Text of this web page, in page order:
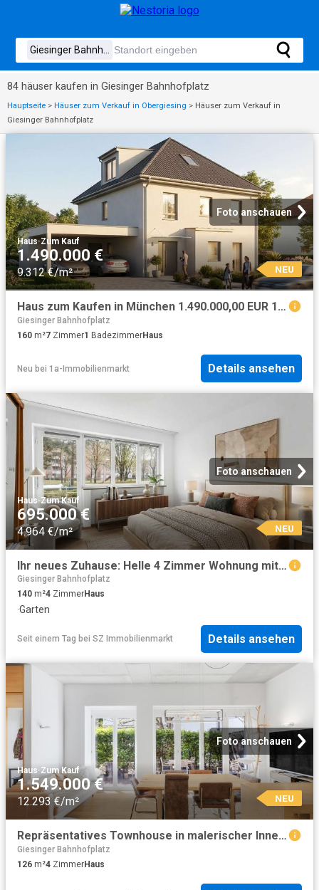
84 häuser kaufen in Giesinger Bahnhofplatz
Hauptseite > Häuser zum Verkauf in Obergiesing > Häuser zum Verkauf in
Giesinger Bahnhofplatz
Foto anschauen
Haus·Zum Kauf
1.490.000 €
9.312 €/m² NEU
Haus zum Kaufen in München 1.490.000,00 EUR 160.5 m²
Giesinger Bahnhofplatz
160 m²7 Zimmer1 BadezimmerHaus
Neu bei 1a-Immobilienmarkt Details ansehen
Foto anschauen
Haus·Zum Kauf
695.000 €
4.964 €/m² NEU
Ihr neues Zuhause: Helle 4 Zimmer Wohnung mit Garten
Giesinger Bahnhofplatz
140 m²4 ZimmerHaus
·Garten
Seit einem Tag bei SZ Immobilienmarkt Details ansehen
Foto anschauen
Haus·Zum Kauf
1.549.000 €
12.293 €/m² NEU
Repräsentatives Townhouse in malerischer Innenhoflage: Exklusives Wohnen im Stadtzentrum
Giesinger Bahnhofplatz
126 m²4 ZimmerHaus